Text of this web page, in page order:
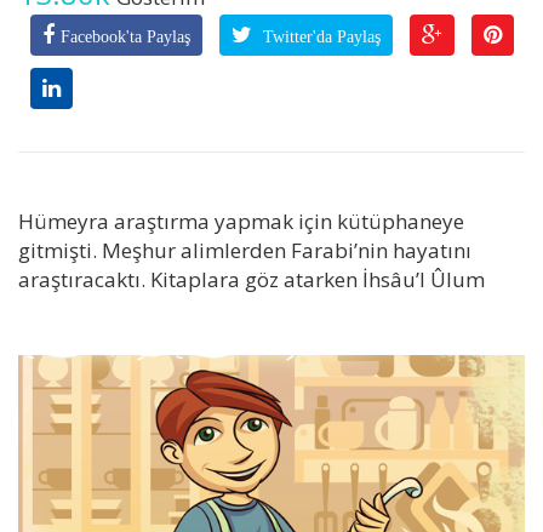
Facebook'ta Paylaş Twitter'da Paylaş
Hümeyra araştırma yapmak için kütüphaneye
gitmişti. Meşhur alimlerden Farabi’nin hayatını
araştıracaktı. Kitaplara göz atarken İhsâu’l Ûlum